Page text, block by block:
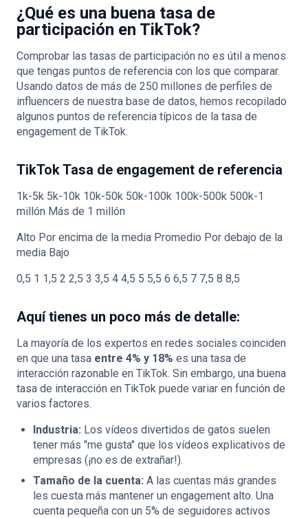
¿Qué es una buena tasa de
participación en TikTok?
Comprobar las tasas de participación no es útil a menos
que tengas puntos de referencia con los que comparar.
Usando datos de más de 250 millones de perfiles de
influencers de nuestra base de datos, hemos recopilado
algunos puntos de referencia típicos de la tasa de
engagement de TikTok.
TikTok Tasa de engagement de referencia
1k-5k 5k-10k 10k-50k 50k-100k 100k-500k 500k-1
millón Más de 1 millón
Alto Por encima de la media Promedio Por debajo de la
media Bajo
0,5 1 1,5 2 2,5 3 3,5 4 4,5 5 5,5 6 6,5 7 7,5 8 8,5
Aquí tienes un poco más de detalle:
La mayoría de los expertos en redes sociales coinciden
en que una tasa entre 4% y 18% es una tasa de
interacción razonable en TikTok. Sin embargo, una buena
tasa de interacción en TikTok puede variar en función de
varios factores.
Industria: Los vídeos divertidos de gatos suelen
tener más "me gusta" que los vídeos explicativos de
empresas (¡no es de extrañar!).
Tamaño de la cuenta: A las cuentas más grandes
les cuesta más mantener un engagement alto. Una
cuenta pequeña con un 5% de seguidores activos